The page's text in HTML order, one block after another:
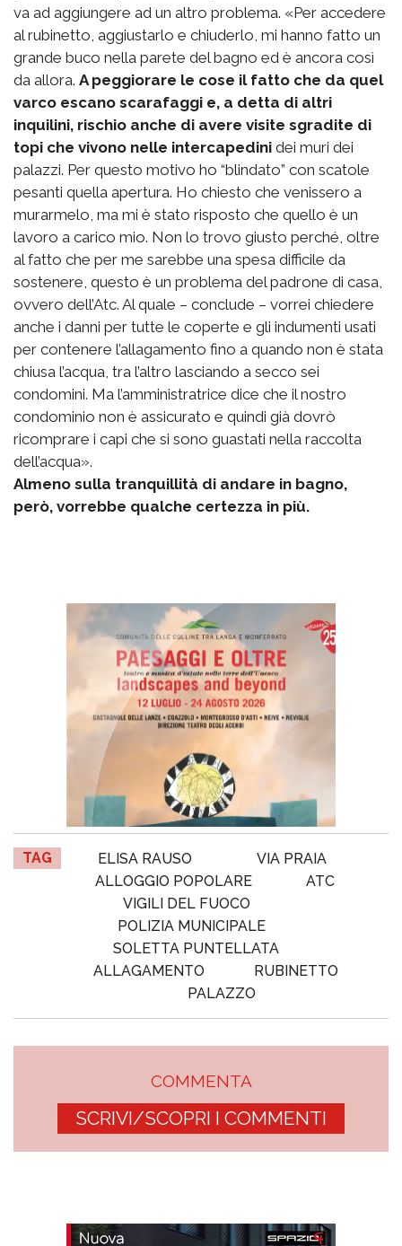
va ad aggiungere ad un altro problema. «Per accedere
al rubinetto, aggiustarlo e chiuderlo, mi hanno fatto un
grande buco nella parete del bagno ed è ancora così
da allora. A peggiorare le cose il fatto che da quel
varco escano scarafaggi e, a detta di altri
inquilini, rischio anche di avere visite sgradite di
topi che vivono nelle intercapedini dei muri dei
palazzi. Per questo motivo ho “blindato” con scatole
pesanti quella apertura. Ho chiesto che venissero a
murarmelo, ma mi è stato risposto che quello è un
lavoro a carico mio. Non lo trovo giusto perché, oltre
al fatto che per me sarebbe una spesa difficile da
sostenere, questo è un problema del padrone di casa,
ovvero dell’Atc. Al quale – conclude – vorrei chiedere
anche i danni per tutte le coperte e gli indumenti usati
per contenere l’allagamento fino a quando non è stata
chiusa l’acqua, tra l’altro lasciando a secco sei
condomini. Ma l’amministratrice dice che il nostro
condominio non è assicurato e quindi già dovrò
ricomprare i capi che si sono guastati nella raccolta
dell’acqua».
Almeno sulla tranquillità di andare in bagno,
però, vorrebbe qualche certezza in più.
TAG ELISA RAUSO
VIA PRAIA
ALLOGGIO POPOLARE
ATC
VIGILI DEL FUOCO
POLIZIA MUNICIPALE
SOLETTA PUNTELLATA
ALLAGAMENTO
RUBINETTO
PALAZZO
COMMENTA
SCRIVI/SCOPRI I COMMENTI